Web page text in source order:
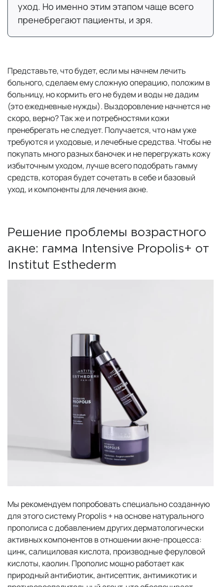
уход. Но именно этим этапом чаще всего
пренебрегают пациенты, и зря.
Представьте, что будет, если мы начнем лечить
больного, сделаем ему сложную операцию, положим в
больницу, но кормить его не будем и воды не дадим
(это ежедневные нужды). Выздоровление начнется не
скоро, верно? Так же и потребностями кожи
пренебрегать не следует. Получается, что нам уже
требуются и уходовые, и лечебные средства. Чтобы не
покупать много разных баночек и не перегружать кожу
избыточным уходом, лучше всего подобрать гамму
средств, которая будет сочетать в себе и базовый
уход, и компоненты для лечения акне.
Решение проблемы возрастного
акне: гамма Intensive Propolis+ от
Institut Esthederm
Мы рекомендуем попробовать специально созданную
для этого систему Propolis + на основе натурального
прополиса с добавлением других дерматологически
активных компонентов в отношении акне-процесса:
цинк, салициловая кислота, производные феруловой
кислоты, каолин. Прополис мощно работает как
природный антибиотик, антисептик, антимикотик и